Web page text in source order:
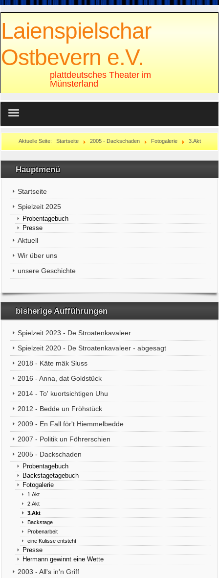
Laienspielschar
Ostbevern e.V.
plattdeutsches Theater im
Münsterland
Sonstiges
Rechtliches
Aktuelle Seite: Startseite 2005 - Dackschaden Fotogalerie 3.Akt
Hauptmenü
Startseite
Spielzeit 2025
Probentagebuch
Presse
Aktuell
Wir über uns
unsere Geschichte
bisherige Aufführungen
Spielzeit 2023 - De Stroatenkavaleer
Spielzeit 2020 - De Stroatenkavaleer - abgesagt
2018 - Käte mäk Sluss
2016 - Anna, dat Goldstück
2014 - To' kuortsichtigen Uhu
2012 - Bedde un Fröhstück
2009 - En Fall för't Hiemmelbedde
2007 - Politik un Föhrerschien
2005 - Dackschaden
Probentagebuch
Backstagetagebuch
Fotogalerie
1.Akt
2.Akt
3.Akt
Backstage
Probenarbeit
eine Kulisse entsteht
Presse
Hermann gewinnt eine Wette
2003 - All's in'n Griff